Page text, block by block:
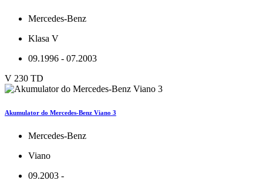
Mercedes-Benz
Klasa V
09.1996 - 07.2003
V 230 TD
Akumulator do Mercedes-Benz Viano 3
Mercedes-Benz
Viano
09.2003 -